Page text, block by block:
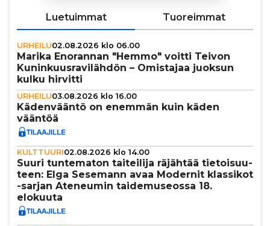
Luetuimmat Tuoreimmat
URHEILU02.08.2026 klo 06.00
Marika Enorannan "Hemmo" voitti Teivon
Kunin­kuus­ra­vi­läh­dön – Omistajaa juoksun
kulku hirvitti
URHEILU03.08.2026 klo 16.00
Käden­vääntö on enemmän kuin käden
vääntöä
KULTTUURI02.08.2026 klo 14.00
Suuri tun­te­ma­ton tai­tei­lija räjähtää tie­toi­suu­
teen: Elga Sesemann avaa Modernit klassikot
-sarjan Ateneumin tai­de­mu­se­ossa 18.
elokuuta